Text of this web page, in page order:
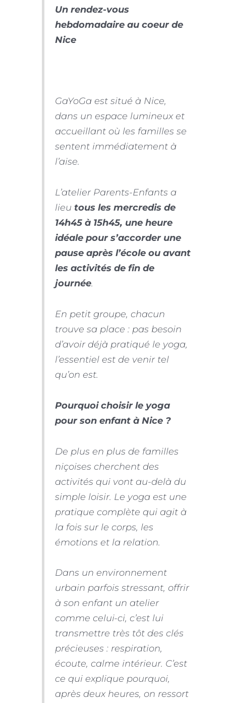
Un rendez-vous
hebdomadaire au coeur de
Nice
GaYoGa est situé à Nice,
dans un espace lumineux et
accueillant où les familles se
sentent immédiatement à
l’aise.
L’atelier Parents-Enfants a
lieu tous les mercredis de
14h45 à 15h45, une heure
idéale pour s’accorder une
pause après l’école ou avant
les activités de fin de
journée.
En petit groupe, chacun
trouve sa place : pas besoin
d’avoir déjà pratiqué le yoga,
l’essentiel est de venir tel
qu’on est.
Pourquoi choisir le yoga
pour son enfant à Nice ?
De plus en plus de familles
niçoises cherchent des
activités qui vont au-delà du
simple loisir. Le yoga est une
pratique complète qui agit à
la fois sur le corps, les
émotions et la relation.
Dans un environnement
urbain parfois stressant, offrir
à son enfant un atelier
comme celui-ci, c’est lui
transmettre très tôt des clés
précieuses : respiration,
écoute, calme intérieur. C’est
ce qui explique pourquoi,
après deux heures, on ressort